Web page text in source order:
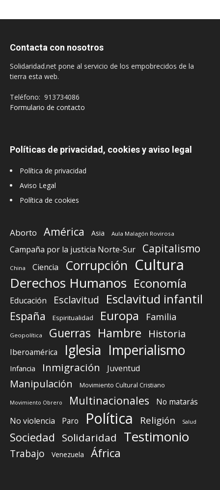
Contacta con nosotros
Solidaridad.net pone al servicio de los empobrecidos de la
tierra esta web.
Teléfono: 913734086
Formulario de contacto
Políticas de privacidad, cookies y aviso legal
Política de privacidad
Aviso Legal
Política de cookies
Aborto América Asia Aula Malagón Rovirosa
Campaña por la justicia Norte-Sur Capitalismo
China Ciencia Corrupción Cultura
Derechos Humanos Economía
Educación Esclavitud Esclavitud infantil
España Espiritualidad Europa Familia
Geopolítica Guerras Hambre Historia
Iberoamérica Iglesia Imperialismo
Infancia Inmigración Juventud
Manipulación Movimiento Cultural Cristiano
Movimiento Obrero Multinacionales
No matarás
No violencia
Paro Política Religión Salud
Sociedad Solidaridad Testimonio
Trabajo Venezuela África